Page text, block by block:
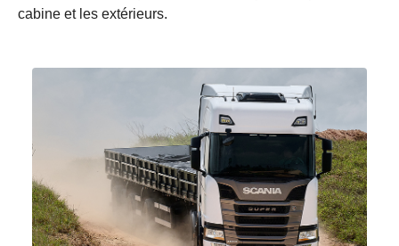
cabine et les extérieurs.